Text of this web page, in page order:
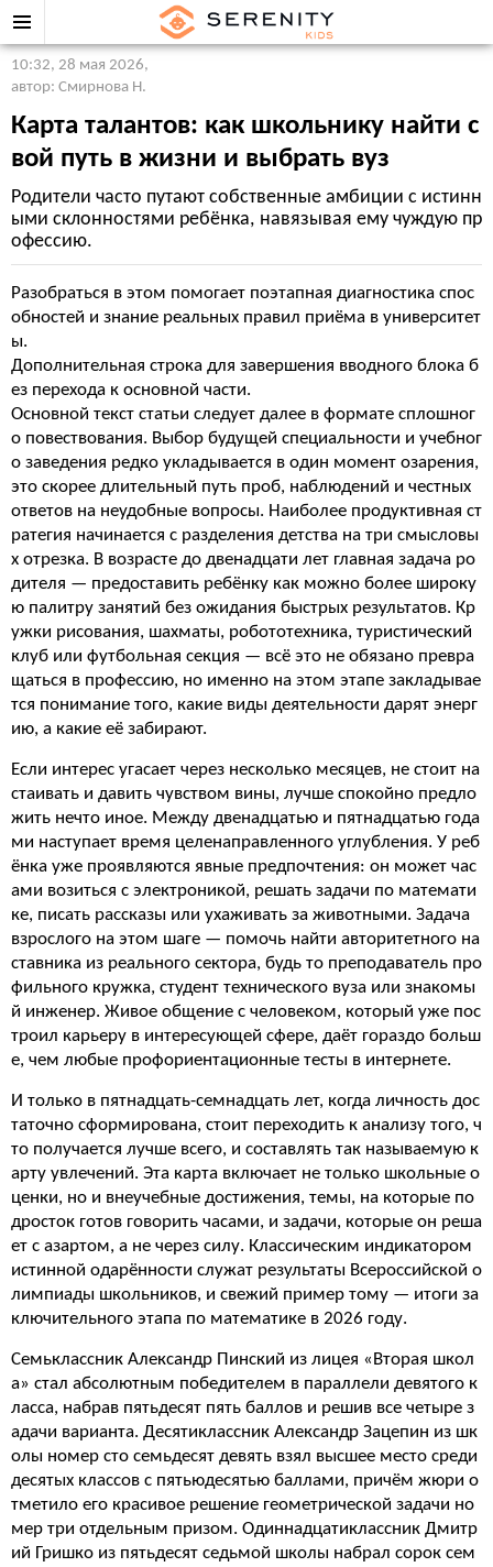
10:32, 28 мая 2026,
автор: Смирнова Н.
Карта талантов: как школьнику найти с
вой путь в жизни и выбрать вуз
Родители часто путают собственные амбиции с истинн
ыми склонностями ребёнка, навязывая ему чуждую пр
офессию.
Разобраться в этом помогает поэтапная диагностика спос
обностей и знание реальных правил приёма в университет
ы.
Дополнительная строка для завершения вводного блока б
ез перехода к основной части.
Основной текст статьи следует далее в формате сплошног
о повествования. Выбор будущей специальности и учебног
о заведения редко укладывается в один момент озарения,
это скорее длительный путь проб, наблюдений и честных
ответов на неудобные вопросы. Наиболее продуктивная ст
ратегия начинается с разделения детства на три смысловы
х отрезка. В возрасте до двенадцати лет главная задача ро
дителя — предоставить ребёнку как можно более широку
ю палитру занятий без ожидания быстрых результатов. Кр
ужки рисования, шахматы, робототехника, туристический
клуб или футбольная секция — всё это не обязано превра
щаться в профессию, но именно на этом этапе закладывае
тся понимание того, какие виды деятельности дарят энерг
ию, а какие её забирают.
Если интерес угасает через несколько месяцев, не стоит на
стаивать и давить чувством вины, лучше спокойно предло
жить нечто иное. Между двенадцатью и пятнадцатью года
ми наступает время целенаправленного углубления. У реб
ёнка уже проявляются явные предпочтения: он может час
ами возиться с электроникой, решать задачи по математи
ке, писать рассказы или ухаживать за животными. Задача
взрослого на этом шаге — помочь найти авторитетного на
ставника из реального сектора, будь то преподаватель про
фильного кружка, студент технического вуза или знакомы
й инженер. Живое общение с человеком, который уже пос
троил карьеру в интересующей сфере, даёт гораздо больш
е, чем любые профориентационные тесты в интернете.
И только в пятнадцать-семнадцать лет, когда личность дос
таточно сформирована, стоит переходить к анализу того, ч
то получается лучше всего, и составлять так называемую к
арту увлечений. Эта карта включает не только школьные о
ценки, но и внеучебные достижения, темы, на которые по
дросток готов говорить часами, и задачи, которые он реша
ет с азартом, а не через силу. Классическим индикатором
истинной одарённости служат результаты Всероссийской о
лимпиады школьников, и свежий пример тому — итоги за
ключительного этапа по математике в 2026 году.
Семьклассник Александр Пинский из лицея «Вторая школ
а» стал абсолютным победителем в параллели девятого к
ласса, набрав пятьдесят пять баллов и решив все четыре з
адачи варианта. Десятиклассник Александр Зацепин из шк
олы номер сто семьдесят девять взял высшее место среди
десятых классов с пятьюдесятью баллами, причём жюри о
тметило его красивое решение геометрической задачи но
мер три отдельным призом. Одиннадцатиклассник Дмитр
ий Гришко из пятьдесят седьмой школы набрал сорок сем